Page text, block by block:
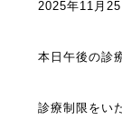
2025年11月25
本日午後の診
診療制限をい